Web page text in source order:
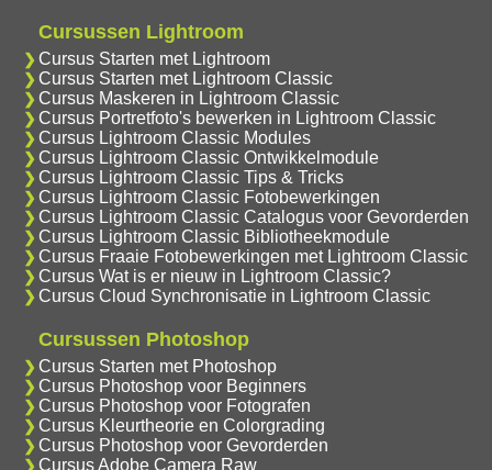
Cursussen Lightroom
Cursus Starten met Lightroom
Cursus Starten met Lightroom Classic
Cursus Maskeren in Lightroom Classic
Cursus Portretfoto's bewerken in Lightroom Classic
Cursus Lightroom Classic Modules
Cursus Lightroom Classic Ontwikkelmodule
Cursus Lightroom Classic Tips & Tricks
Cursus Lightroom Classic Fotobewerkingen
Cursus Lightroom Classic Catalogus voor Gevorderden
Cursus Lightroom Classic Bibliotheekmodule
Cursus Fraaie Fotobewerkingen met Lightroom Classic
Cursus Wat is er nieuw in Lightroom Classic?
Cursus Cloud Synchronisatie in Lightroom Classic
Cursussen Photoshop
Cursus Starten met Photoshop
Cursus Photoshop voor Beginners
Cursus Photoshop voor Fotografen
Cursus Kleurtheorie en Colorgrading
Cursus Photoshop voor Gevorderden
Cursus Adobe Camera Raw